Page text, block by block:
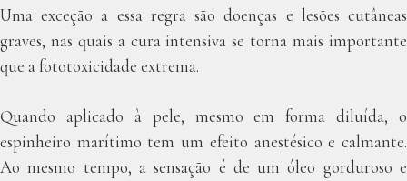
Uma exceção a essa regra são doenças e lesões cutâneas
graves, nas quais a cura intensiva se torna mais importante
que a fototoxicidade extrema.
Quando aplicado à pele, mesmo em forma diluída, o
espinheiro marítimo tem um efeito anestésico e calmante.
Ao mesmo tempo, a sensação é de um óleo gorduroso e